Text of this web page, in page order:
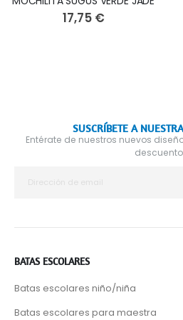
17,75 €
SUSCRÍBETE A
Entérate de nuestros nuevos
BATAS ESCOLARES
Batas escolares niño/niña
Batas escolares para maestra